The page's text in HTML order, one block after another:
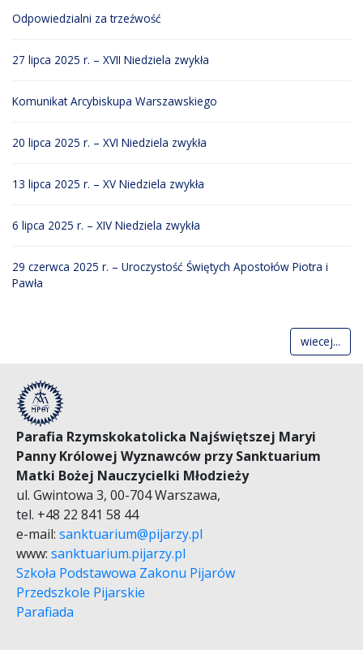
Odpowiedzialni za trzeźwość
27 lipca 2025 r. – XVII Niedziela zwykła
Komunikat Arcybiskupa Warszawskiego
20 lipca 2025 r. – XVI Niedziela zwykła
13 lipca 2025 r. – XV Niedziela zwykła
6 lipca 2025 r. – XIV Niedziela zwykła
29 czerwca 2025 r. – Uroczystość Świętych Apostołów Piotra i
Pawła
wiecej...
Parafia Rzymskokatolicka Najświętszej Maryi
Panny Królowej Wyznawców przy Sanktuarium
Matki Bożej Nauczycielki Młodzieży
ul. Gwintowa 3, 00-704 Warszawa,
tel. +48 22 841 58 44
e-mail: sanktuarium@pijarzy.pl
www: sanktuarium.pijarzy.pl
Szkoła Podstawowa Zakonu Pijarów
Przedszkole Pijarskie
Parafiada